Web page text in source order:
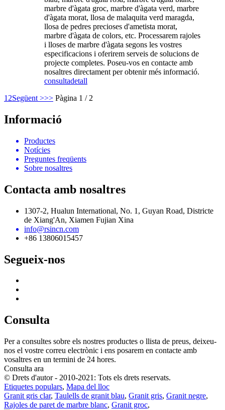
marbre d'àgata groc, marbre d'àgata verd, marbre
d'àgata morat, llosa de malaquita verd maragda,
llosa de pedres precioses d'ametista morat,
marbre d'àgata de colors, etc. Processarem rajoles
i lloses de marbre d'àgata segons les vostres
especificacions i oferirem serveis de solucions de
projecte completes. Poseu-vos en contacte amb
nosaltres directament per obtenir més informació.
consultadetall
1 2Següent >>> Pàgina 1 / 2
Informació
Productes
Notícies
Preguntes freqüents
Sobre nosaltres
Contacta amb nosaltres
1307-2, Hualun International, No. 1, Guyan Road, Districte
de Xiang'An, Xiamen Fujian Xina
info@rsincn.com
+86 13806015457
Segueix-nos
Consulta
Per a consultes sobre els nostres productes o llista de preus, deixeu-
nos el vostre correu electrònic i ens posarem en contacte amb
vosaltres en un termini de 24 hores.
Consulta ara
© Drets d'autor - 2010-2021: Tots els drets reservats.
Etiquetes populars, Mapa del lloc
Granit gris clar, Taulells de granit blau, Granit gris, Granit negre,
Rajoles de paret de marbre blanc, Granit groc,